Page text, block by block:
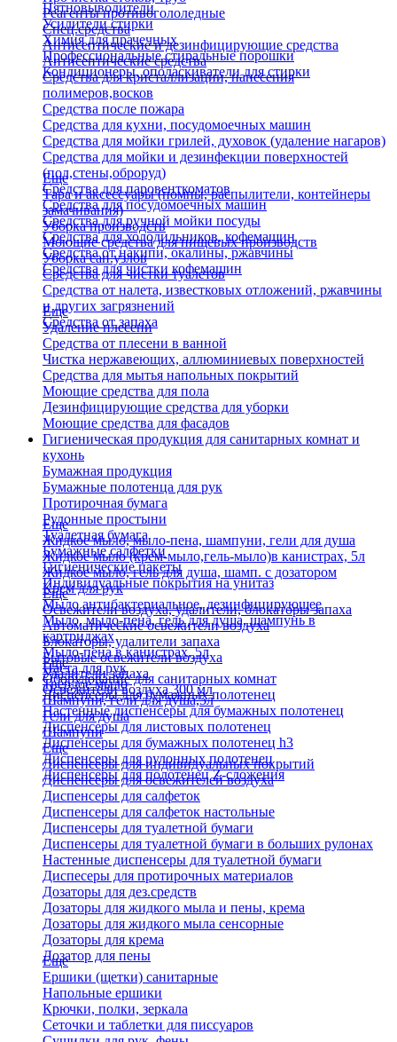
Пятновыводители
Усилители стирки
Химия для прачечных
Профессиональные стиральные порошки
Кондиционеры, ополаскиватели для стирки
Реагенты противогололедные
Спец.средства
Антисептические и дезинфицирующие средства
Антисептические средства
Средства для кристаллизации, нанесения
полимеров,восков
Средства после пожара
Средства для кухни, посудомоечных машин
Средства для мойки грилей, духовок (удаление нагаров)
Средства для мойки и дезинфекции поверхностей
(пол,стены,оброруд)
Средства для паровенткоматов
Средства для посудомоечных машин
Средства для ручной мойки посуды
Средства для холодильников, кофемашин
Средства от накипи, окалины, ржавчины
Средства для чистки кофемашин
Еще
Тара и аксессуары (помпы, распылители, контейнеры
замачивания)
Уборка производств
Моющие средства для пищевых производств
Уборка сан.узлов
Средства для чистки туалетов
Средства от налета, известковых отложений, ржавчины
и других загрязнений
Средства от запаха
Еще
Удаление плесени
Средства от плесени в ванной
Чистка нержавеющих, аллюминиевых поверхностей
Средства для мытья напольных покрытий
Моющие средства для пола
Дезинфицирующие средства для уборки
Моющие средства для фасадов
Гигиеническая продукция для санитарных комнат и
кухонь
Бумажная продукция
Бумажные полотенца для рук
Протирочная бумага
Рулонные простыни
Туалетная бумага
Бумажные салфетки
Гигиенические пакеты
Индивидуальные покрытия на унитаз
Еще
Жидкое мыло, мыло-пена, шампуни, гели для душа
Жидкое мыло (крем-мыло,гель-мыло)в канистрах, 5л
Жидкое мыло, гель для душа, шамп. с дозатором
Крем для рук
Мыло антибактериальное, дезинфицирующее
Мыло, мыло-пена, гель для душа, шампунь в
картриджах
Мыло-пена в канистрах, 5л
Паста для рук
Твердое мыло
Шампуни, гели для душа,5л
Гели для душа
Шампуни
Еще
Освежители воздуха, удалители, блокаторы запаха
Автоматические освежители воздуха
Блокаторы, удалители запаха
Бытовые освежители воздуха
Удалители запаха
Освежители воздуха 300 мл
Еще
Оборудование для санитарных комнат
Диспенсеры для бумажных полотенец
Настенные диспенсеры для бумажных полотенец
Диспенсеры для листовых полотенец
Диспенсеры для бумажных полотенец h3
Диспенсеры для рулонных полотенец
Диспенсеры для полотенец Z-сложения
Еще
Диспенсеры для индивидуальных покрытий
Диспенсеры для освежителей воздуха
Диспенсеры для салфеток
Диспенсеры для салфеток настольные
Диспенсеры для туалетной бумаги
Диспенсеры для туалетной бумаги в больших рулонах
Настенные диспенсеры для туалетной бумаги
Диспесеры для протирочных материалов
Дозаторы для дез.средств
Дозаторы для жидкого мыла и пены, крема
Дозаторы для жидкого мыла сенсорные
Дозаторы для крема
Дозатор для пены
Еще
Ершики (щетки) санитарные
Напольные ершики
Крючки, полки, зеркала
Сеточки и таблетки для писсуаров